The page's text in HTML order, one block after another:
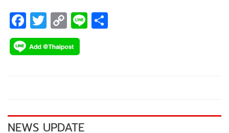
ตอนนี้พร้อมแล้ว ในรายการ “นายจ๋า ทาสมาแล้ว “วันอาทิตย์ที่
21 พฤศจิกายน 2564 เวลา 10.10 น. ทางช่อง 8
F
ac
e
k
T
wi
tt
C
o
p
k
Li
NEWS UPDATE